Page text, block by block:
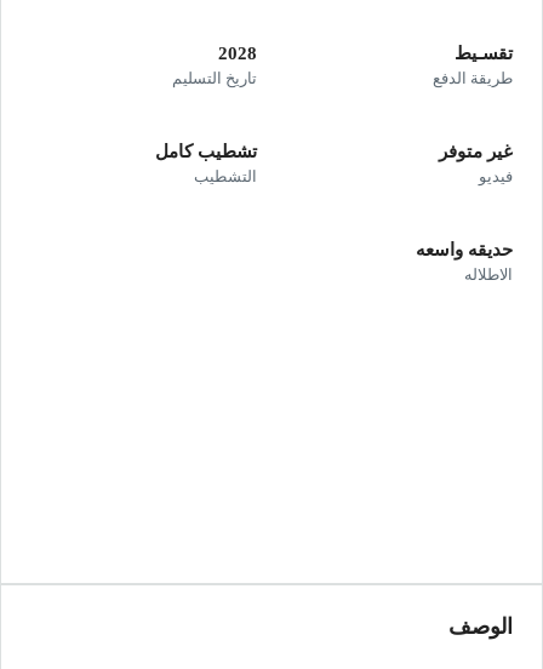
تقسـيط
طريقة الدفع
2028
تاريخ التسليم
غير متوفر
فيديو
تشطيب كامل
التشطيب
حديقه واسعه
الاطلاله
الوصف